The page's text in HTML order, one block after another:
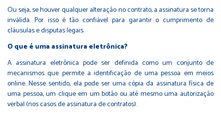
Ou seja, se houver qualquer alteração no contrato, a assinatura se torna
inválida. Por isso é tão confiável para garantir o cumprimento de
cláusulas e disputas legais.
O que é uma assinatura eletrônica?
A assinatura eletrônica pode ser definida como um conjunto de
mecanismos que permite a identificação de uma pessoa em meios
online. Nesse sentido, ela pode ser uma cópia da assinatura física de
uma pessoa, um clique em um botão ou até mesmo uma autorização
verbal (nos casos de assinatura de contratos).